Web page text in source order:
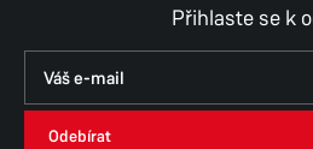
Přihlaste se k
Odebírat